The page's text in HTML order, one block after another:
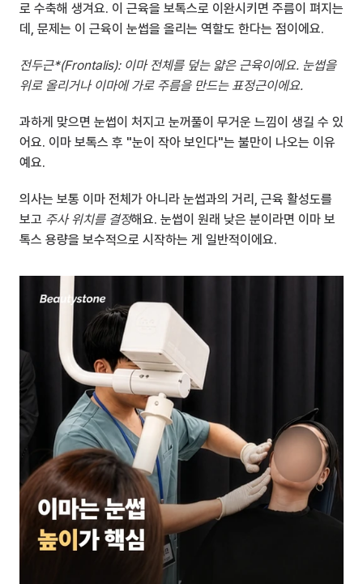
로 수축해 생겨요. 이 근육을 보톡스로 이완시키면 주름이 펴지는
데, 문제는 이 근육이 눈썹을 올리는 역할도 한다는 점이에요.
전두근*(Frontalis): 이마 전체를 덮는 얇은 근육이에요. 눈썹을
위로 올리거나 이마에 가로 주름을 만드는 표정근이에요.
과하게 맞으면 눈썹이 처지고 눈꺼풀이 무거운 느낌이 생길 수 있
어요. 이마 보톡스 후 "눈이 작아 보인다"는 불만이 나오는 이유
예요.
의사는 보통 이마 전체가 아니라 눈썹과의 거리, 근육 활성도를
보고 주사 위치를 결정해요. 눈썹이 원래 낮은 분이라면 이마 보
톡스 용량을 보수적으로 시작하는 게 일반적이에요.